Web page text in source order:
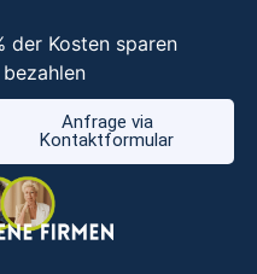
der Kosten sparen
Anfrage via
Kontaktformular